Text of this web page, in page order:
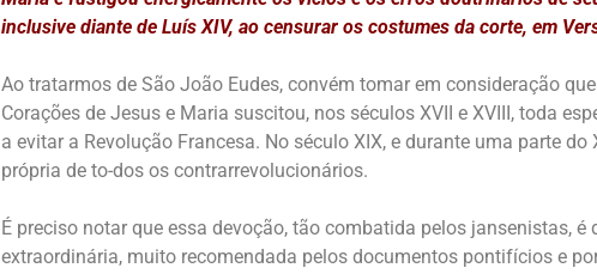
inclusive diante de Luís XIV, ao censurar os costumes da corte, em
Ao tratarmos de São João Eudes, convém tomar em consideração
Corações de Jesus e Maria suscitou, nos séculos XVII e XVIII, toda
a evitar a Revolução Francesa. No século XIX, e durante uma parte
própria de to-dos os contrarrevolucionários.
É preciso notar que essa devoção, tão combatida pelos jansenistas,
extraordinária, muito recomendada pelos documentos pontifícios e